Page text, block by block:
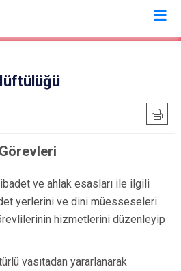
Manisa
Saruhanlı
Turgutlu
Yunusemre
ve ahlak esasları ile ilgili
yerlerini ve dini müesseseleri
hizmetlerini düzenleyip
vasıtadan yararlanarak